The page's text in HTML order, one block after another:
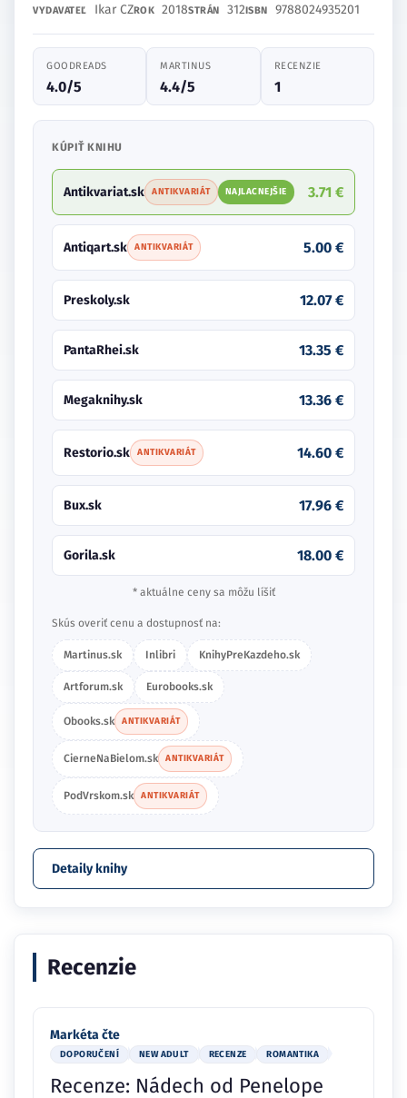
VYDAVATEĽ Ikar CZROK 2018STRÁN 312ISBN 9788024935201
GOODREADS
4.0/5
MARTINUS
4.4/5
RECENZIE
1
KÚPIŤ KNIHU
Antikvariat.sk ANTIKVARIÁT NAJLACNEJŠIE 3.71 €
Antiqart.sk ANTIKVARIÁT 5.00 €
Preskoly.sk 12.07 €
PantaRhei.sk 13.35 €
Megaknihy.sk 13.36 €
Restorio.sk ANTIKVARIÁT 14.60 €
Bux.sk 17.96 €
Gorila.sk 18.00 €
* aktuálne ceny sa môžu líšiť
Skús overiť cenu a dostupnosť na:
Martinus.sk Inlibri KnihyPreKazdeho.sk
Artforum.sk Eurobooks.sk
Obooks.sk ANTIKVARIÁT
CierneNaBielom.sk ANTIKVARIÁT
PodVrskom.sk ANTIKVARIÁT
Detaily knihy
Recenzie
Markéta čte
DOPORUČENÍ NEW ADULT RECENZE ROMANTIKA
Recenze: Nádech od Penelope